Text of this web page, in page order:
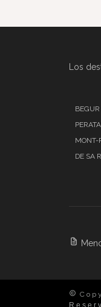
Los
BEGUR
MONT-
DE SA